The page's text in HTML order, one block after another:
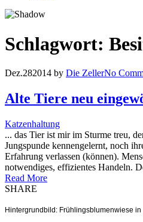
Schlagwort:
Dez.282014 by Die ZellerNo
Alte Tiere neu
Katzenhaltung
... das Tier ist mir im Sturme treu,
Jungspunde kennengelernt, noch
Erfahrung verlassen (können).
notwendiges, effizientes Handeln.
Read More
SHARE
Hintergrundbild: Frühlingsblumenwiese